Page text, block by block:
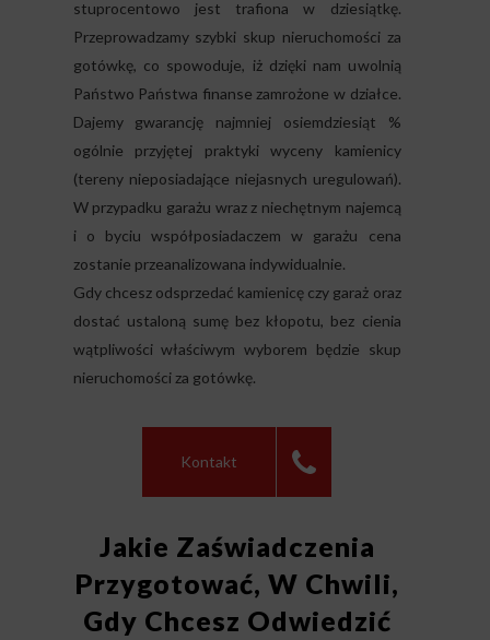
stuprocentowo jest trafiona w dziesiątkę.
Przeprowadzamy szybki skup nieruchomości za
gotówkę, co spowoduje, iż dzięki nam uwolnią
Państwo Państwa finanse zamrożone w działce.
Dajemy gwarancję najmniej osiemdziesiąt %
ogólnie przyjętej praktyki wyceny kamienicy
(tereny nieposiadające niejasnych uregulowań).
W przypadku garażu wraz z niechętnym najemcą
i o byciu współposiadaczem w garażu cena
zostanie przeanalizowana indywidualnie.
Gdy chcesz odsprzedać kamienicę czy garaż oraz
dostać ustaloną sumę bez kłopotu, bez cienia
wątpliwości właściwym wyborem będzie skup
nieruchomości za gotówkę.
Kontakt
Jakie Zaświadczenia
Przygotować, W Chwili,
Gdy Chcesz Odwiedzić